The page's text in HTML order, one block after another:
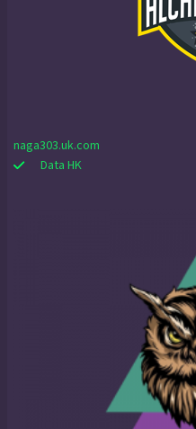
naga303.uk.com
Data HK